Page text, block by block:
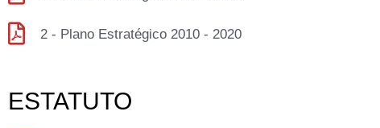
2 - Plano Estratégico 2010 - 2020
ESTATUTO